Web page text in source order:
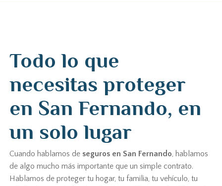
Todo lo que
necesitas proteger
en San Fernando, en
un solo lugar
Cuando hablamos de seguros en San Fernando, hablamos
de algo mucho más importante que un simple contrato.
Hablamos de proteger tu hogar, tu familia, tu vehículo, tu